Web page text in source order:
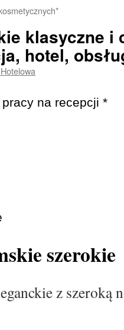
klasyczne i
hotel,
na recepcji *
szerokie
z szeroką